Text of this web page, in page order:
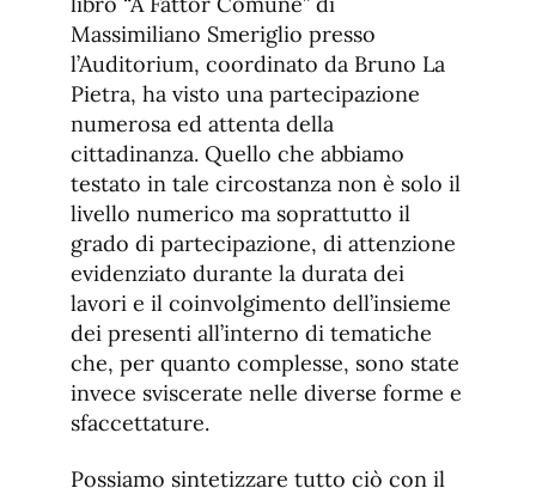
Massimiliano Smeriglio presso
l’Auditorium, coordinato da Bruno La
Pietra, ha visto una partecipazione
numerosa ed attenta della
cittadinanza. Quello che abbiamo
testato in tale circostanza non è solo il
livello numerico ma soprattutto il
grado di partecipazione, di attenzione
evidenziato durante la durata dei
lavori e il coinvolgimento dell’insieme
dei presenti all’interno di tematiche
che, per quanto complesse, sono state
invece sviscerate nelle diverse forme e
sfaccettature.
Possiamo sintetizzare tutto ciò con il